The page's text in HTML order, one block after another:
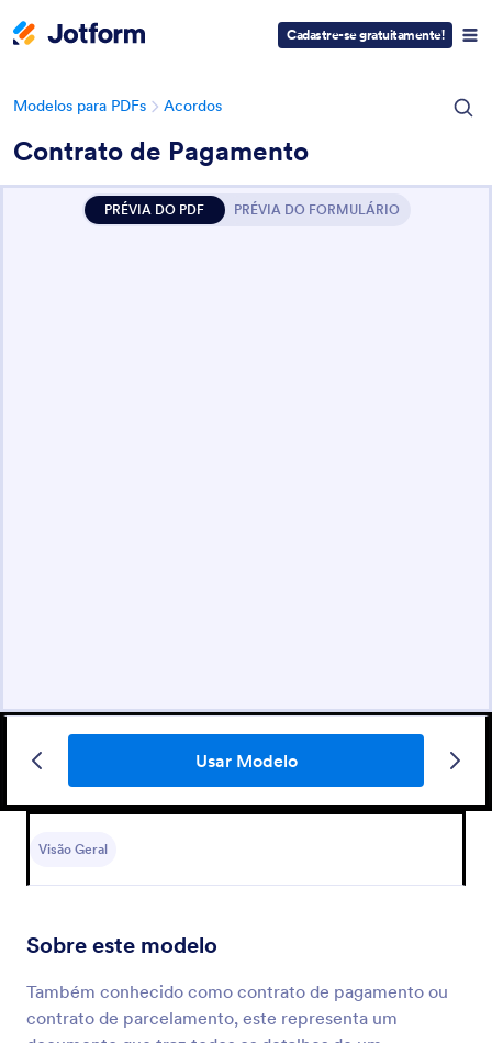
Cadastre-se gratuitamente!
Modelos para PDFs Acordos
Contrato de Pagamento
PRÉVIA DO PDF PRÉVIA DO FORMULÁRIO
Usar Modelo
Visão Geral
Sobre este modelo
Também conhecido como contrato de pagamento ou
contrato de parcelamento, este representa um